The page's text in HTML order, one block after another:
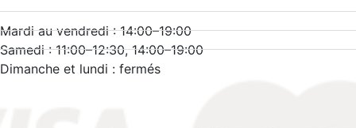
Mail : contact@zee-art.com
Mardi au vendredi : 14:00–19:00
Samedi : 11:00–12:30, 14:00–19:00
Dimanche et lundi : fermés